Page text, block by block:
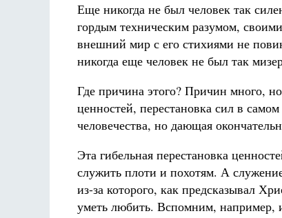
Еще никогда не был человек так
гордым техническим разумом,
внешний мир с его стихиями не
никогда еще человек не был так
Где причина этого? Причин много,
ценностей, перестановка сил в
человечества, но дающая
Эта гибельная перестановка
служить плоти и похотям. А
из-за которого, как предсказывал
уметь любить. Вспомним, например,